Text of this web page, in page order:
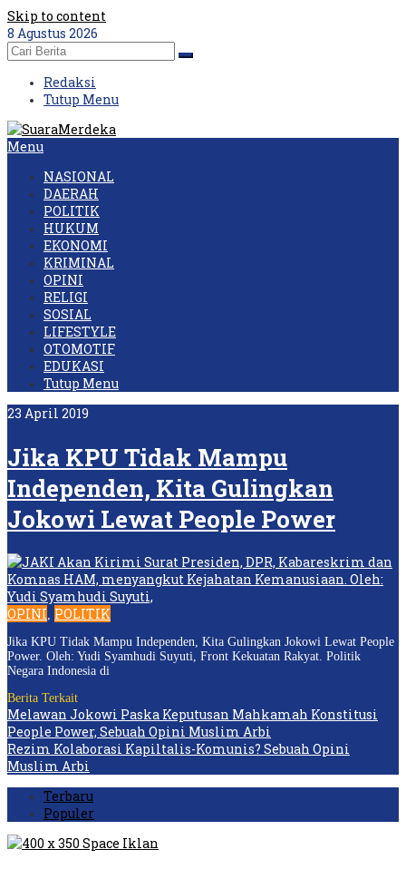
Skip to content
8 Agustus 2026
Redaksi
Tutup Menu
Menu
NASIONAL
DAERAH
POLITIK
HUKUM
EKONOMI
KRIMINAL
OPINI
RELIGI
SOSIAL
LIFESTYLE
OTOMOTIF
EDUKASI
Tutup Menu
23 April 2019
Jika KPU Tidak Mampu
Independen, Kita Gulingkan
Jokowi Lewat People Power
OPINI, POLITIK
Jika KPU Tidak Mampu Independen, Kita Gulingkan Jokowi Lewat People
Power. Oleh: Yudi Syamhudi Suyuti, Front Kekuatan Rakyat. Politik
Negara Indonesia di
Berita Terkait
Melawan Jokowi Paska Keputusan Mahkamah Konstitusi
People Power, Sebuah Opini Muslim Arbi
Rezim Kolaborasi Kapiltalis-Komunis? Sebuah Opini
Muslim Arbi
Terbaru
Populer